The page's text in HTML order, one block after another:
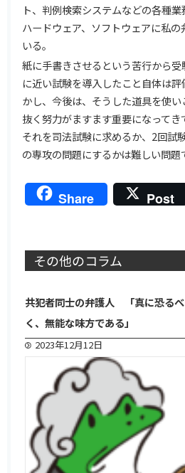
ト、判例検索システムなどの各種
ハードウェア、ソフトウェアに私
いる。
紙に手書きさせるという苦行から
に近い試験を導入したこと自体は
かし、今後は、そうした道具を使
抜く努力がますます重要になってき
それを司法試験に求めるか、2回試
の専攻の問題にするかは難しい問題
Share Post
その他のコラム
共犯者同士の弁護人 「真に恐る
く、無能な味方である」
2023年12月12日